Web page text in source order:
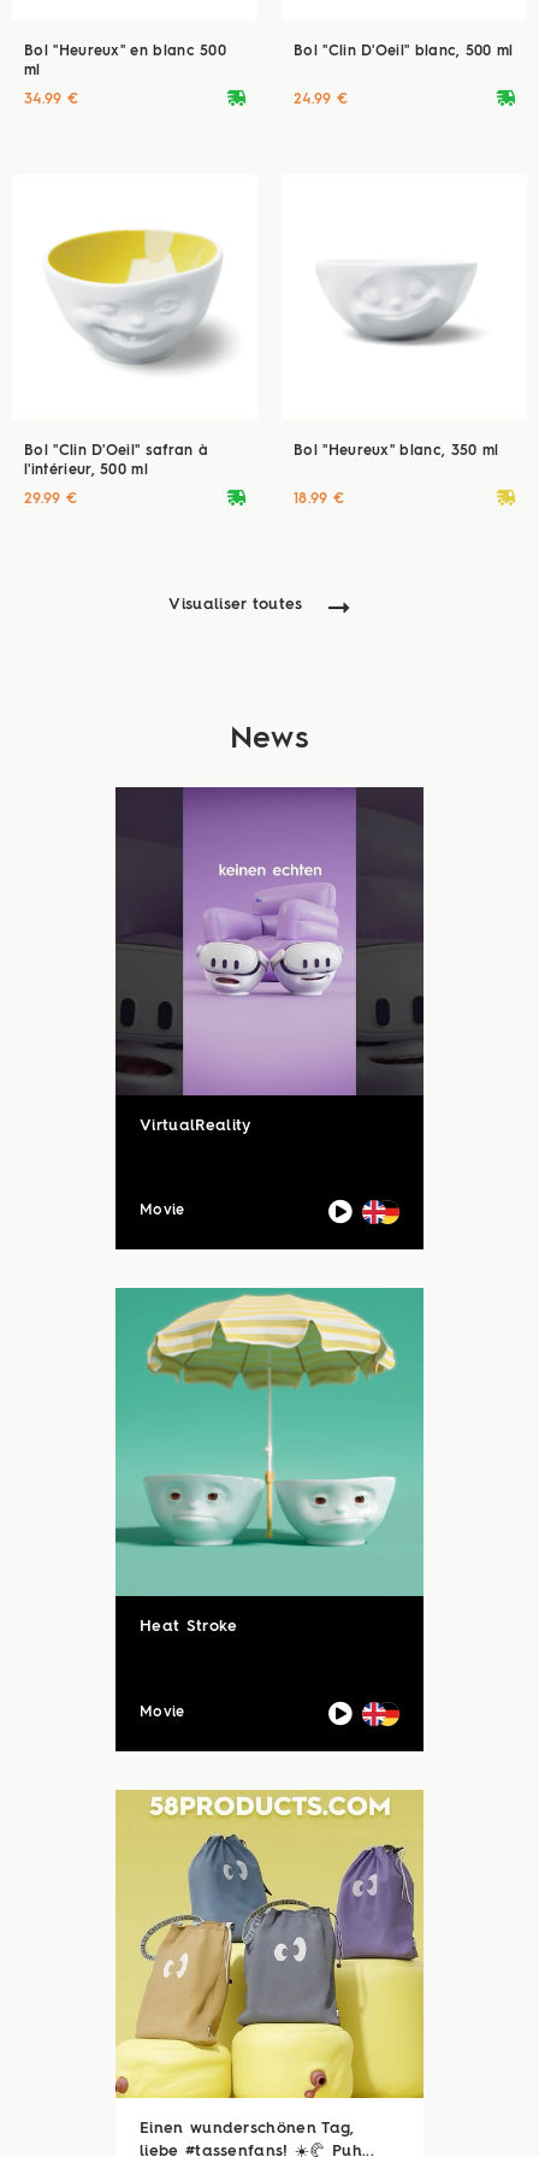
Bol "Heureux" en blanc 500
ml
deliveryvan
34.99 €
Bol "Clin D'Oeil" blanc, 500 ml
deliveryvan
24.99 €
Bol "Clin D'Oeil" safran à
l'intérieur, 500 ml
deliveryvan
29.99 €
Bol "Heureux" blanc, 350 ml
deliveryvan
18.99 €
Visualiser toutes
News
VirtualReality
Movie
Heat Stroke
Movie
Einen wunderschönen Tag,
liebe #tassenfans! ☀️🥐 Puh...